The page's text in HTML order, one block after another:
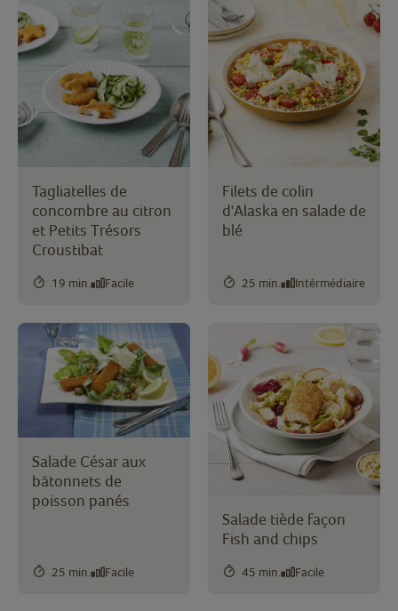
Tagliatelles de
concombre au citron
et Petits Trésors
Croustibat
19 min. Facile
Filets de colin
d'Alaska en salade de
blé
25 min. Intérmédiaire
Salade César aux
bâtonnets de
poisson panés
25 min. Facile
Salade tiède façon
Fish and chips
45 min. Facile